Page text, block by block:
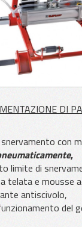
DI
con
,
limite di
telata e mousse
antiscivolo,
del